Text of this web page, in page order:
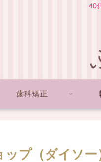
40
歯科矯正
ップ（ダイソ